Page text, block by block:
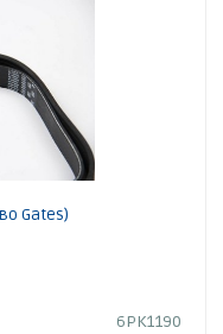
Gates)
6PK1190